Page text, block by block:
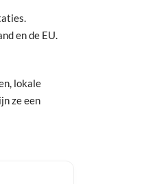
en de EU.
lokale
ze een